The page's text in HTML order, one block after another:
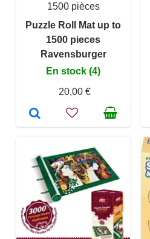
1500 pièces
Puzzle Roll Mat up to
1500 pieces
Ravensburger
En stock (4)
20,00 €